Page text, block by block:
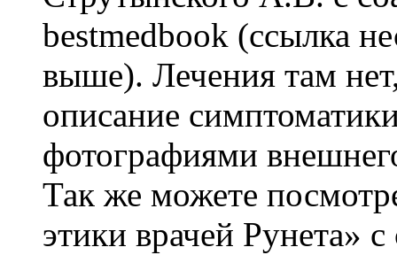
bestmedbook (ссылка
выше). Лечения там
описание
фотографиями
Так же можете
этики врачей Рунета»